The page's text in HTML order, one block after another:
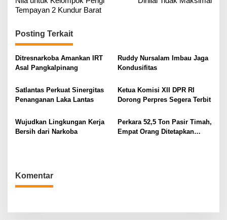
i
a
s
i
o
s
Tempayan 2 Kundur Barat
Posting Terkait
Ditresnarkoba Amankan IRT
Asal Pangkalpinang
Ruddy Nursalam Imbau Jaga
Kondusifitas
Satlantas Perkuat Sinergitas
Penanganan Laka Lantas
Ketua Komisi XII DPR RI
Dorong Perpres Segera Terbit
Wujudkan Lingkungan Kerja
Bersih dari Narkoba
Perkara 52,5 Ton Pasir Timah,
Empat Orang Ditetapkan
Komentar